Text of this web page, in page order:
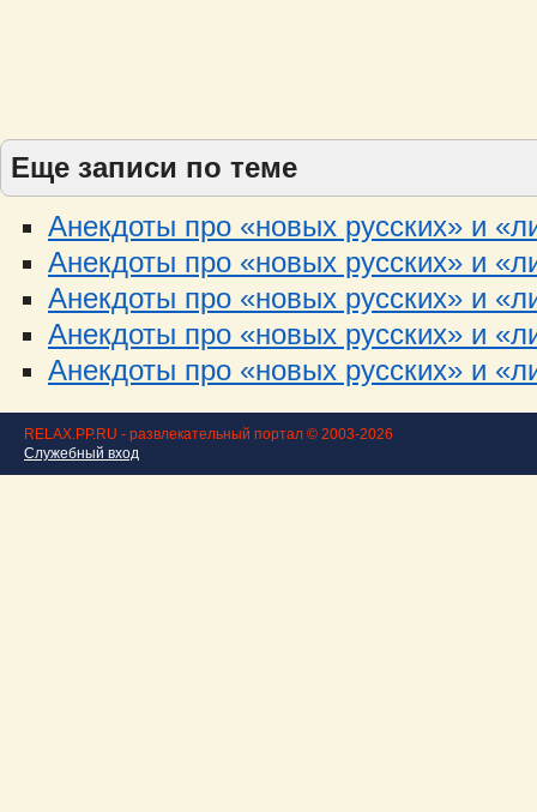
Еще записи по теме
Анекдоты про «новых русских» и
Анекдоты про «новых русских» и
Анекдоты про «новых русских» и
Анекдоты про «новых русских» и
Анекдоты про «новых русских» и
RELAX.PP.RU - развлекательный портал © 2003-2026
Служебный вход